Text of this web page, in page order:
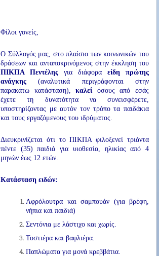
Φίλοι γονείς,
Ο Σύλλογός μας, στο πλαίσιο των κοινωνικών του
δράσεων και ανταποκρινόμενος στην έκκληση του
ΠΙΚΠΑ Πεντέλης για διάφορα είδη πρώτης
ανάγκης(αναλυτικά περιγράφονται στην
παρακάτω κατάσταση),καλεί όσους από εσάς
έχετε τη δυνατότητα να συνεισφέρετε,
υποστηρίζοντας με αυτόν τον τρόπο τα παιδάκια
και τους εργαζόμενους του ιδρύματος.
Διευκρινίζεται ότι το ΠΙΚΠΑ φιλοξενεί τριάντα
πέντε (35) παιδιά για υιοθεσία, ηλικίας από 4
μηνών έως 12 ετών.
Κατάσταση ειδών:
Αφρόλουτρα και σαμπουάν (για βρέφη,
νήπια και παιδιά)
Σεντόνια με λάστιχο και χωρίς.
Τοστιέρα και βαφλιέρα.
Παπλώματα για μονά κρεββάτια.